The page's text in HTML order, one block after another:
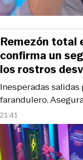
21:41
Inesperadas
farandulero.
Remezón total
confirma un
los rostros